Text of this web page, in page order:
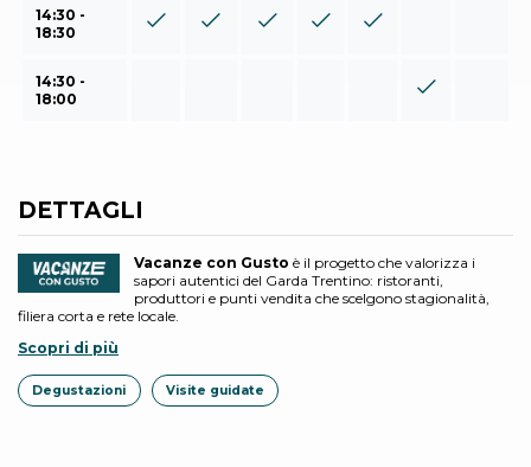
14:30 -
18:30
14:30 -
18:00
DETTAGLI
Vacanze con Gusto è il progetto che valorizza i
sapori autentici del Garda Trentino: ristoranti,
produttori e punti vendita che scelgono stagionalità,
filiera corta e rete locale.
Scopri di più
Degustazioni Visite guidate